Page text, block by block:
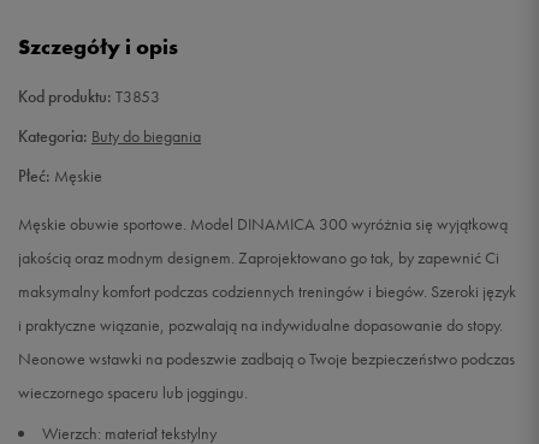
42,5 27,5 cm
43
43,5 28 cm Powiadom o dostępności
29,5 cm Powiadom o dostępności
Szczegóły i opis
Kod produktu: T3853
Kategoria: Buty do biegania
Płeć: Męskie
Męskie obuwie sportowe. Model DINAMICA 300 wyróżnia się wyjątkową
jakością oraz modnym designem. Zaprojektowano go tak, by zapewnić Ci
maksymalny komfort podczas codziennych treningów i biegów. Szeroki język
i praktyczne wiązanie, pozwalają na indywidualne dopasowanie do stopy.
Neonowe wstawki na podeszwie zadbają o Twoje bezpieczeństwo podczas
wieczornego spaceru lub joggingu.
Wierzch: materiał tekstylny